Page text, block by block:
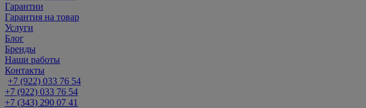
Гарантии
Гарантия на товар
Услуги
Блог
Бренды
Наши работы
Контакты
+7 (922) 033 76 54
+7 (922) 033 76 54
+7 (343) 290 07 41